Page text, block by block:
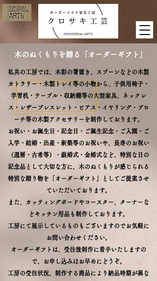
木のぬくもりを贈る「オーダーギフト」
私共の工房では、木彩の箸置き、スプーンなどの木製
カトラリー・木製トレイ等の小物から、子供用椅子・
学習机・テーブル・収納棚等の大型家具、ネックレ
ス・レザーブレスレット・ピアス・イヤリング・ブロ
ーチ等の木製アクセサリーを制作しております。
お祝い・お誕生日・記念日・ご誕生記念・ご入園・ご
入学・結婚・出産・新築等のお祝いや、長寿のお祝い
（還暦・古希等）・銀婚式・金婚式など、特別な日の
記念品として大切な方に、木のぬくもりが感じられる
特別な贈り物を「オーダーギフト」としてご提案させ
ていただいております。
また、カッティングボードやコースター、ターナーな
どキッチン用品も制作しております。
​工房にて展示しているものもございますのでお気軽に
お問い合わせください。
オーダーギフトは、受注後制作に着手いたしますの
で、お申し込みはお早めにどうぞ。
工房の受注状況、制作する商品により納品時期が異な